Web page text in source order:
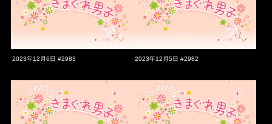
2023年12月6日 #2983 2023年12月5日 #2982